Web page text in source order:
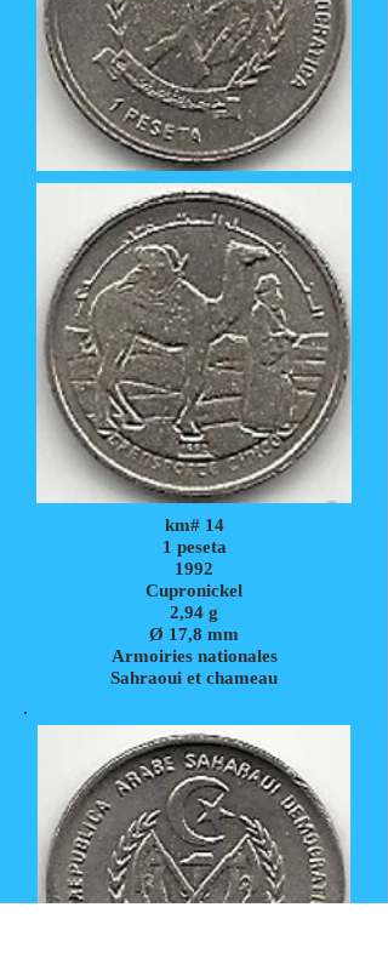
km# 14
1 peseta
1992
Cupronickel
2,94 g
Ø 17,8 mm
Armoiries nationales
Sahraoui et chameau